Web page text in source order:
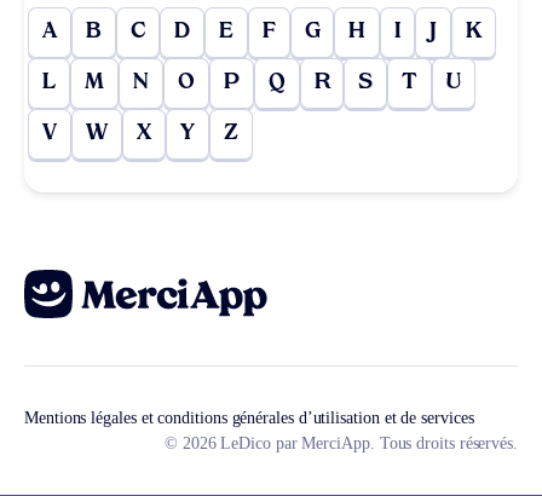
A B C D E F G H I J K
L M N O P Q R S T U
V W X Y Z
Mentions légales et conditions générales d’utilisation et de services
© 2026 LeDico par MerciApp. Tous droits réservés.